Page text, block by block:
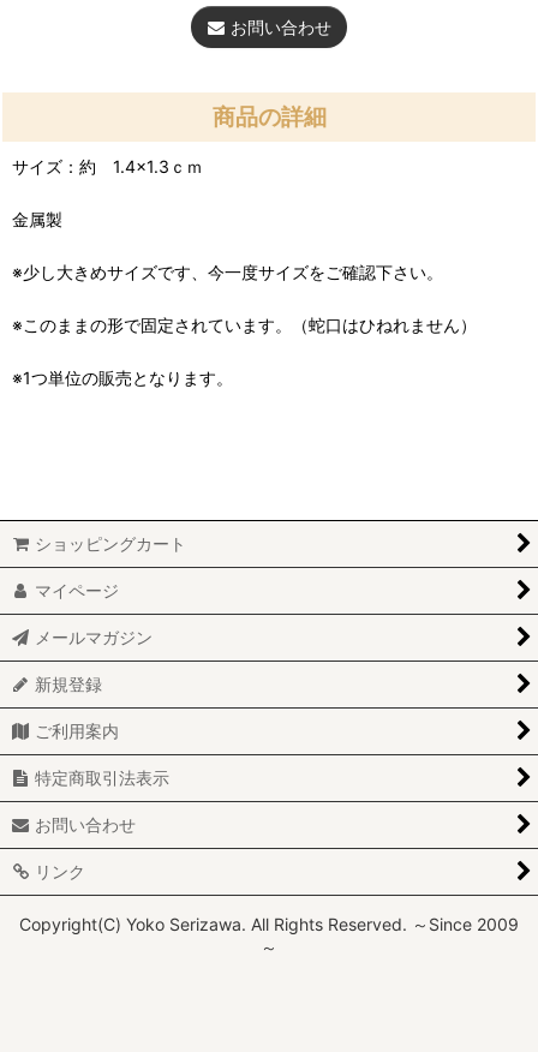
お問い合わせ
商品の詳細
サイズ：約 1.4×1.3ｃｍ
金属製
※少し大きめサイズです、今一度サイズをご確認下さい。
※このままの形で固定されています。（蛇口はひねれません）
※1つ単位の販売となります。
ショッピングカート
マイページ
メールマガジン
新規登録
ご利用案内
特定商取引法表示
お問い合わせ
リンク
Copyright(C) Yoko Serizawa. All Rights Reserved. ～Since 2009
～